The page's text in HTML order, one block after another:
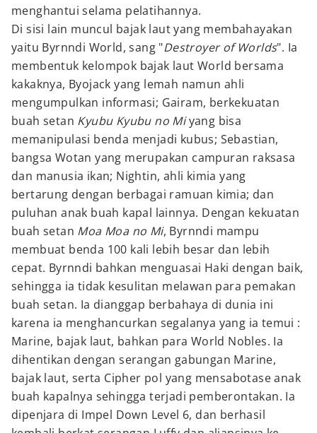
menghantui selama pelatihannya.
Di sisi lain muncul bajak laut yang membahayakan
yaitu Byrnndi World, sang "Destroyer of Worlds". Ia
membentuk kelompok bajak laut World bersama
kakaknya, Byojack yang lemah namun ahli
mengumpulkan informasi; Gairam, berkekuatan
buah setan Kyubu Kyubu no Miyang bisa
memanipulasi benda menjadi kubus; Sebastian,
bangsa Wotan yang merupakan campuran raksasa
dan manusia ikan; Nightin, ahli kimia yang
bertarung dengan berbagai ramuan kimia; dan
puluhan anak buah kapal lainnya. Dengan kekuatan
buah setan Moa Moa no Mi, Byrnndi mampu
membuat benda 100 kali lebih besar dan lebih
cepat. Byrnndi bahkan menguasai Haki dengan baik,
sehingga ia tidak kesulitan melawan para pemakan
buah setan. Ia dianggap berbahaya di dunia ini
karena ia menghancurkan segalanya yang ia temui :
Marine, bajak laut, bahkan para World Nobles. Ia
dihentikan dengan serangan gabungan Marine,
bajak laut, serta Cipher pol yang mensabotase anak
buah kapalnya sehingga terjadi pemberontakan. Ia
dipenjara di Impel Down Level 6, dan berhasil